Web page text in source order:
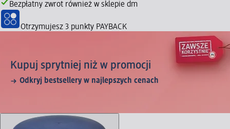
Bezpłatny zwrot również w sklepie dm
Otrzymujesz 3 punkty PAYBACK
Kupuj sprytniej niż w promocji
Odkryj bestsellery w najlepszych cenach